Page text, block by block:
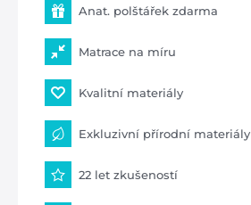
Anat. polštářek zdarma
Matrace na míru
Kvalitní materiály
Exkluzivní přírodní materiály
22 let zkušeností